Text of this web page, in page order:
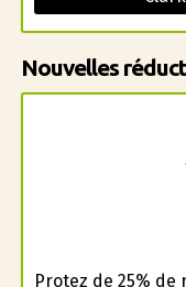
Nouvelles
Profitez de 25%